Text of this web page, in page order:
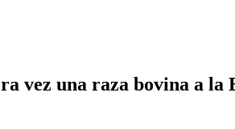
vez una raza bovina a la